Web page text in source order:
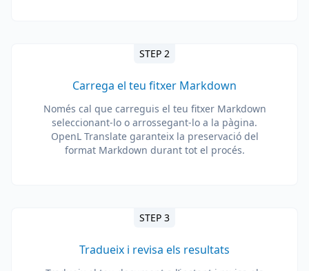
STEP 2
Carrega el teu fitxer Markdown
Només cal que carreguis el teu fitxer Markdown
seleccionant-lo o arrossegant-lo a la pàgina.
OpenL Translate garanteix la preservació del
format Markdown durant tot el procés.
STEP 3
Tradueix i revisa els resultats